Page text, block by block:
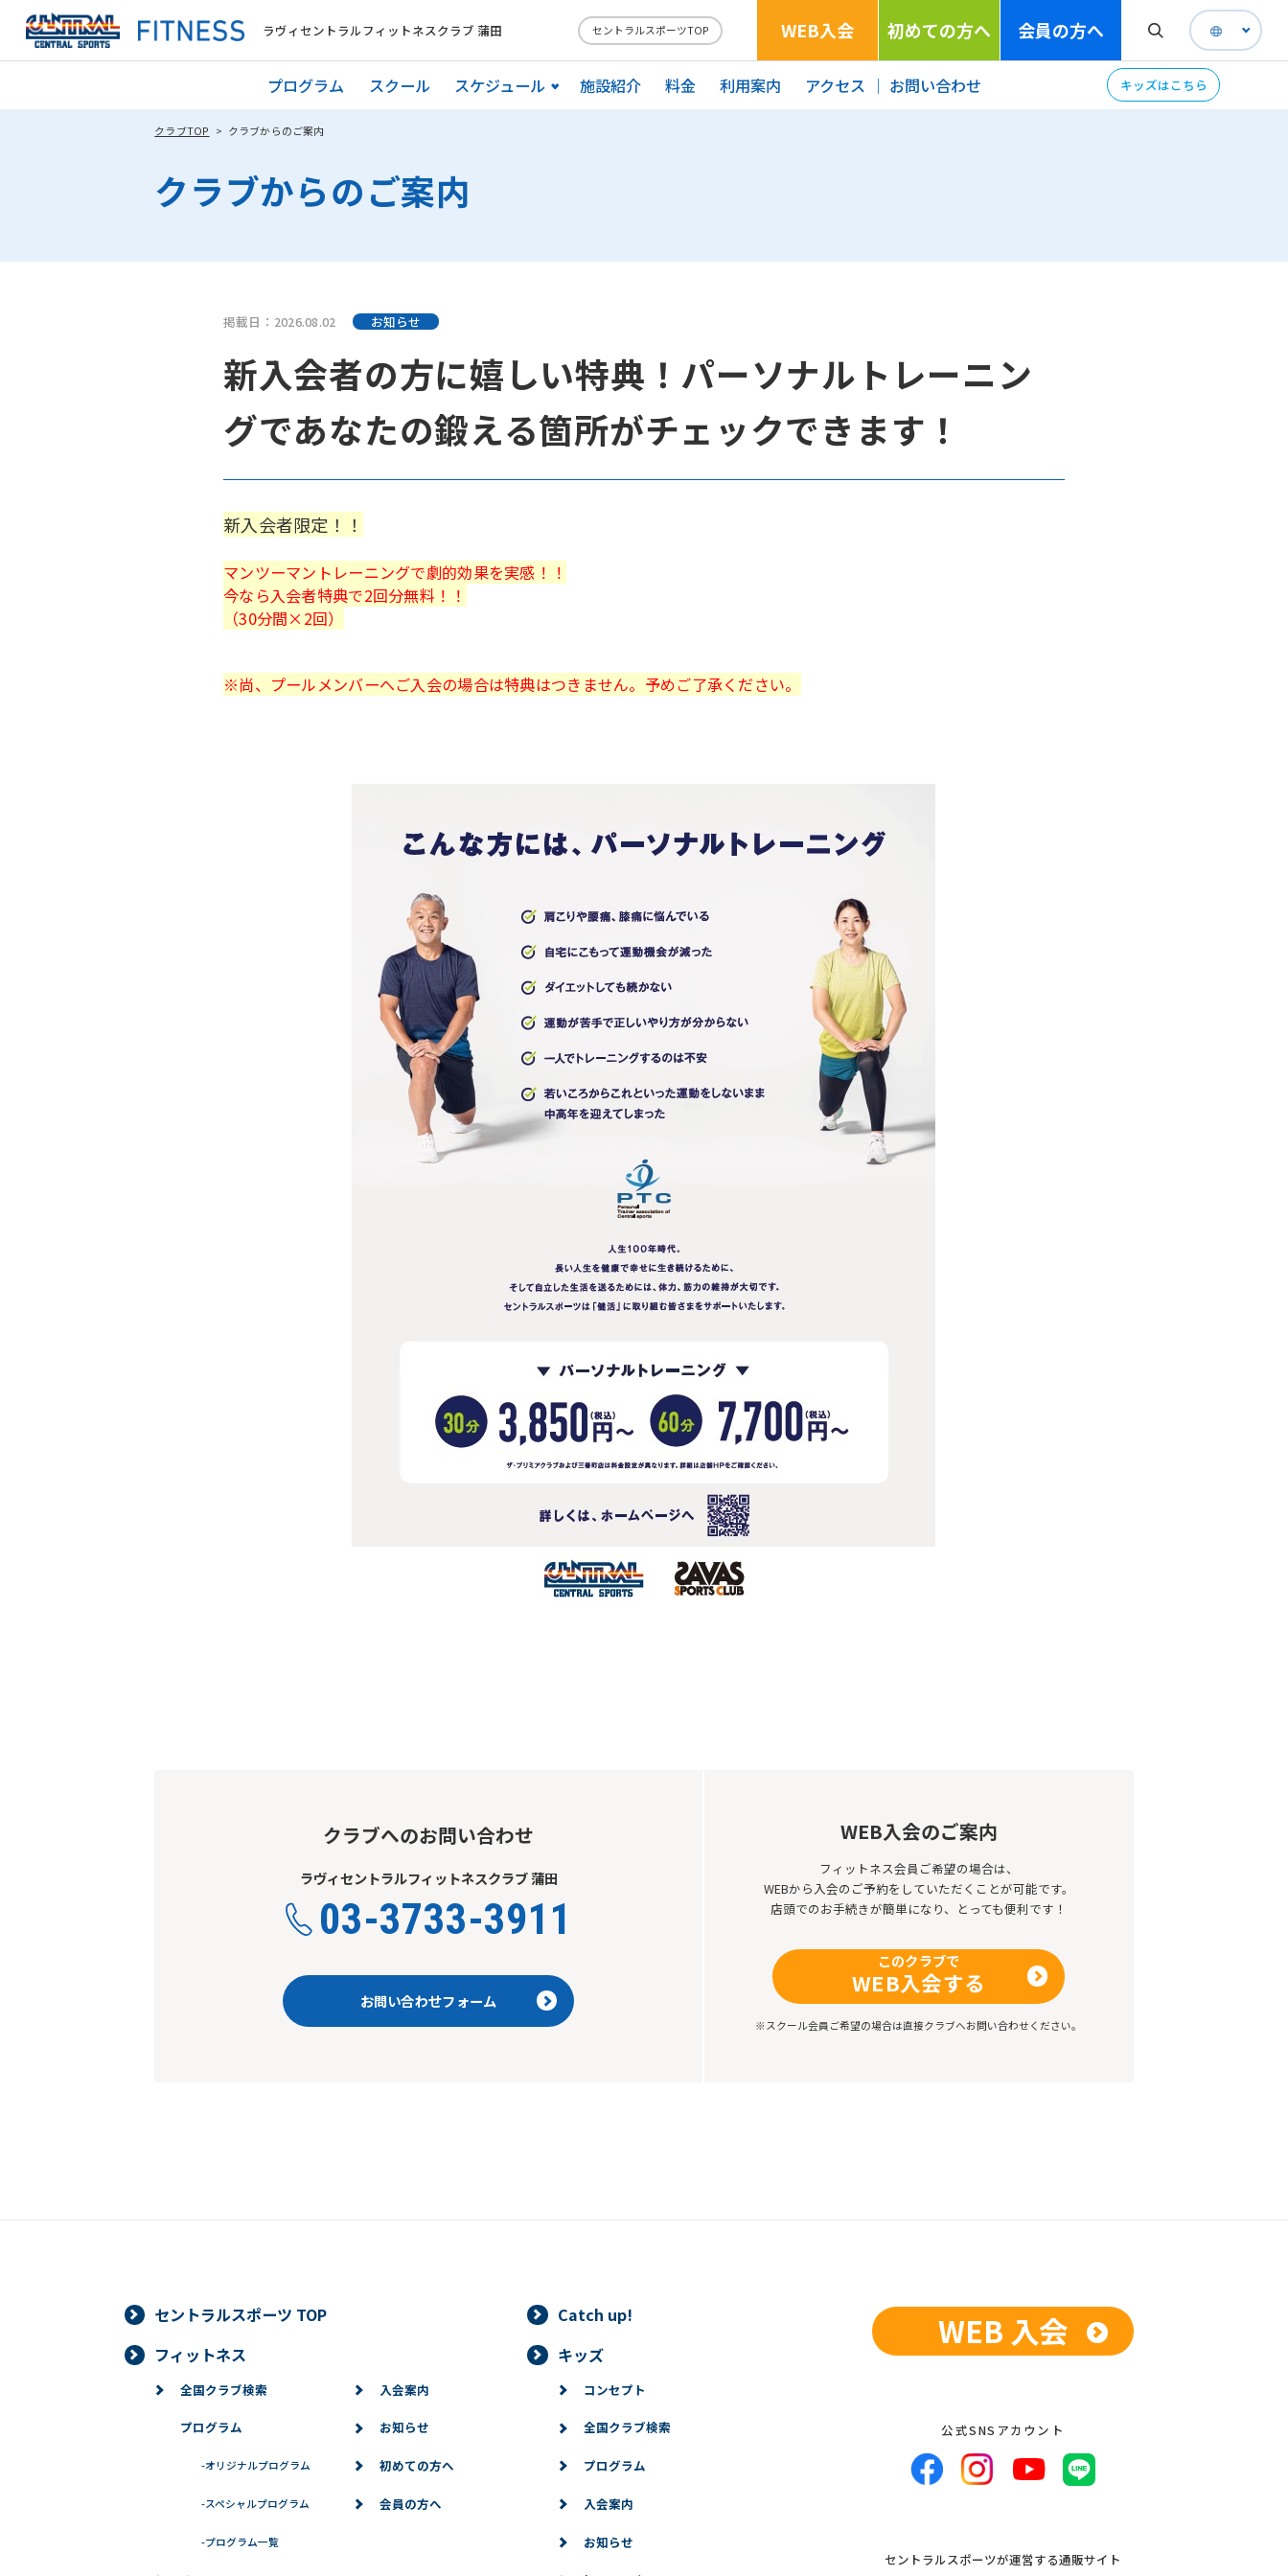
ラヴィセントラルフィットネスクラブ 蒲田 セントラルスポーツTOP WEB入会 初めての方へ 会員の方へ
プログラム スクール スケジュール 施設紹介 料金 利用案内 アクセス お問い合わせ キッズはこちら
クラブTOP クラブからのご案内
クラブからのご案内
掲載日：2026.08.02 お知らせ
新入会者の方に嬉しい特典！パーソナルトレーニン
グであなたの鍛える箇所がチェックできます！
新入会者限定！！
マンツーマントレーニングで劇的効果を実感！！
今なら入会者特典で2回分無料！！
（30分間×2回）
※尚、プールメンバーへご入会の場合は特典はつきません。 予めご了承ください。
クラブへのお問い合わせ
ラヴィセントラルフィットネスクラブ 蒲田
03-3733-3911
お問い合わせフォーム
WEB入会のご案内
フィットネス会員ご希望の場合は、
WEBから入会のご予約をしていただくことが可能です。
店頭でのお手続きが簡単になり、とっても便利です！
このクラブで
WEB入会する
※スクール会員ご希望の場合は直接クラブへお問い合わせください。
For foreigners
automatically translated into
English. Click the link below (start
automatic translation) to return to
the top page.
However, if you use an automatic
translation service, the Japanese
version of this website will be
translated mechanically, so it may
not be an accurate translation.
The translation may differ from the
original content. We ask that you
fully understand this before using
セントラルスポーツ TOP
Catch up!
フィットネス
全国クラブ検索
プログラム
-オリジナルプログラム
-スペシャルプログラム
-プログラム一覧
入会案内
お知らせ
初めての方へ
会員の方へ
キッズ
コンセプト
全国クラブ検索
プログラム
入会案内
お知らせ
WEB 入会
公式SNSアカウント
セントラルスポーツが運営する通販サイト